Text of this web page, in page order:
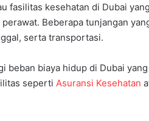
fasilitas kesehatan di Dubai
Beberapa tunjangan
serta transportasi.
beban biaya hidup di Dubai
seperti Asuransi Kesehatan